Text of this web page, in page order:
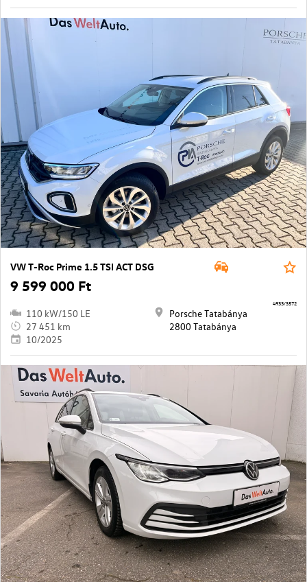
VW T-Roc Prime 1.5 TSI ACT DSG
9 599 000 Ft
110 kW/150 LE
27 451 km
10/2025
Porsche Tatabánya
2800 Tatabánya
4933/3572